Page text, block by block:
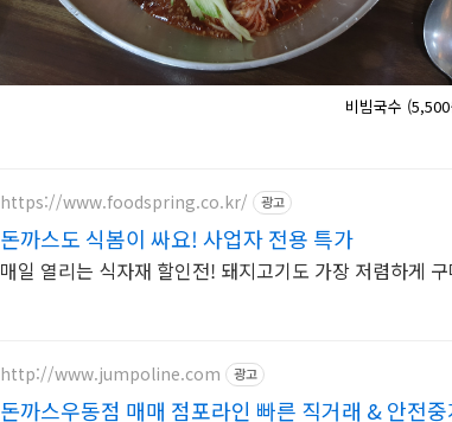
비빔국수
https://www.foodspring.co.kr/ 광고
돈까스도 식봄이 싸요! 사업자 전용 특가
매일 열리는 식자재 할인전! 돼지고기도 가장 저렴하게
http://www.jumpoline.com 광고
돈까스우동점 매매 점포라인 빠른 직거래 & 안전